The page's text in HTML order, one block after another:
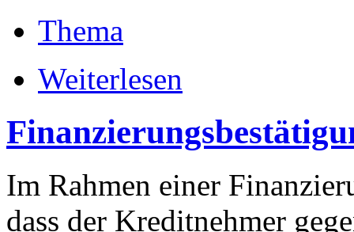
Thema
Weiterlesen
Im Rahmen einer
dass der Kreditnehmer